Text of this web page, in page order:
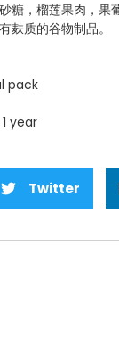
糖，榴莲果肉，果
麸质的谷物制品。
pack
year
Twitter